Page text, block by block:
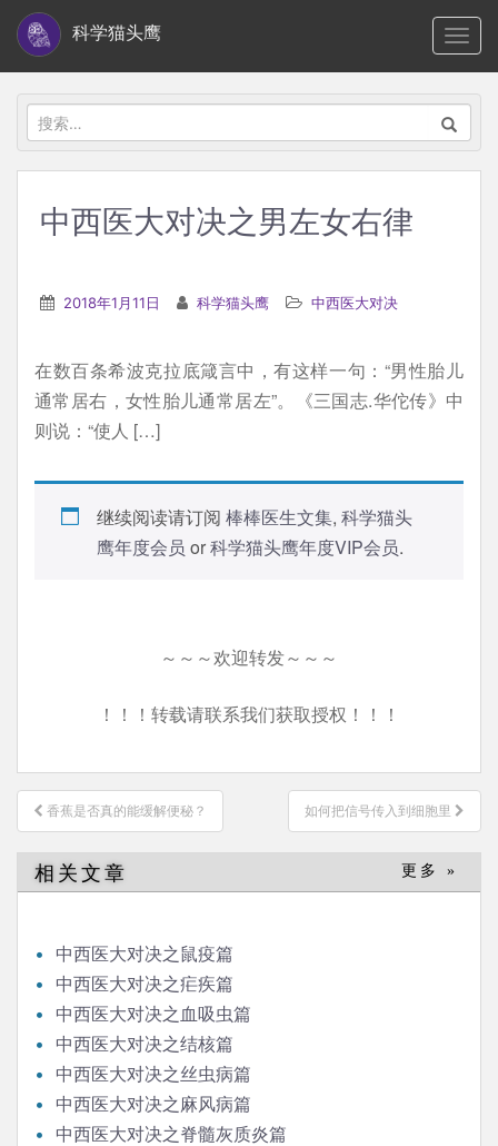
i
科学猫头鹰
搜
索：
中西医大对决之男左女右律
2018年1月11日 科学猫头鹰 中西医大对决
在数百条希波克拉底箴言中，有这样一句：“男性胎儿
通常居右，女性胎儿通常居左”。《三国志.华佗传》中
则说：“使人 […]
继续阅读请订阅 棒棒医生文集, 科学猫头
鹰年度会员 or科学猫头鹰年度VIP会员.
～～～欢迎转发～～～
！！！转载请联系我们获取授权！！！
文
章
导
航
香蕉是否真的能缓解便秘？ 如何把信号传入到细胞里
相关文章 更多 »
中西医大对决之鼠疫篇
中西医大对决之疟疾篇
中西医大对决之血吸虫篇
中西医大对决之结核篇
中西医大对决之丝虫病篇
中西医大对决之麻风病篇
中西医大对决之脊髓灰质炎篇